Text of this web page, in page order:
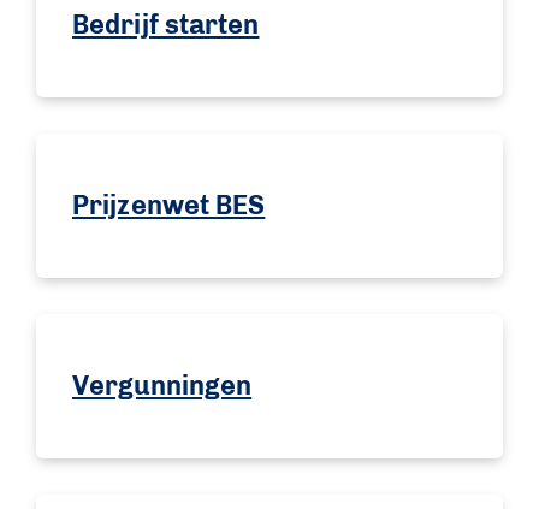
Bedrijf starten
Prijzenwet BES
Vergunningen